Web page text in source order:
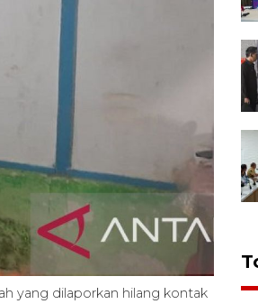
yang dilaporkan hilang kontak